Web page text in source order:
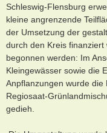
Schleswig-Flensburg
kleine angrenzende
der Umsetzung der
durch den Kreis
begonnen werden: Im
Kleingewässer sowie die
Anpflanzungen wurde
Regiosaat-
gedieh.